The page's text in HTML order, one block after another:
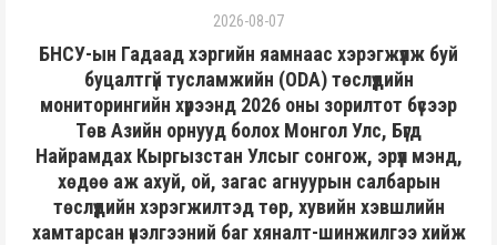
2026-08-07
БНСУ-ын Гадаад хэргийн яамнаас хэрэгжүүлж буй
буцалтгүй тусламжийн (ODA) төслүүдийн
мониторингийн хүрээнд 2026 оны зорилтот бүсээр
Төв Азийн орнууд болох Монгол Улс, Бүгд
Найрамдах Кыргызстан Улсыг сонгож, эрүүл мэнд,
хөдөө аж ахуй, ой, загас агнуурын салбарын
төслүүдийн хэрэгжилтэд төр, хувийн хэвшлийн
хамтарсан үнэлгээний баг хяналт-шинжилгээ хийж